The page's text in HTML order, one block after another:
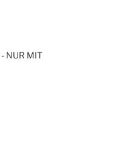
- NUR MIT